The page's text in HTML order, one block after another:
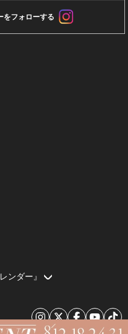
フォローする
ンダー』